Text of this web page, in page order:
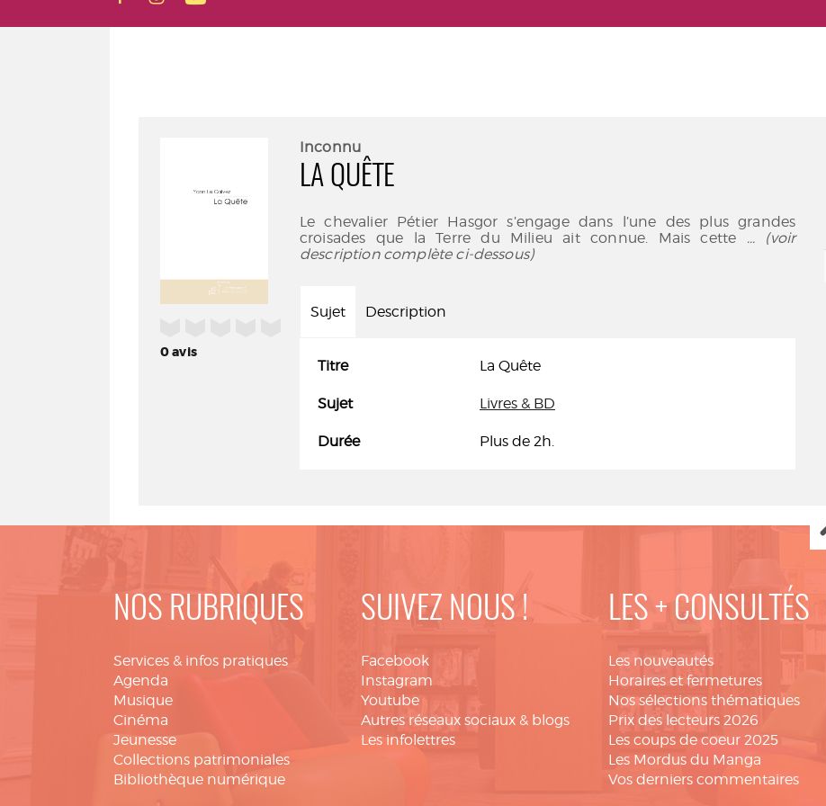
0avis
Inconnu
LA QUÊTE
Le chevalier Pétier Hasgor s’engage dans l’une des plus grandes
croisades que la Terre du Milieu ait connue. Mais cette ... (voir
description complète ci-dessous)
Sujet Description
Titre La Quête
Sujet Livres & BD
Durée Plus de 2h.
NOS RUBRIQUES
Services & infos pratiques
Agenda
Musique
Cinéma
Jeunesse
Collections patrimoniales
Bibliothèque numérique
SUIVEZ NOUS !
Facebook
Instagram
Youtube
Autres réseaux sociaux & blogs
Les infolettres
LES + CONSULTÉS
Les nouveautés
Horaires et fermetures
Nos sélections thématiques
Prix des lecteurs 2026
Les coups de coeur 2025
Les Mordus du Manga
Vos derniers commentaires